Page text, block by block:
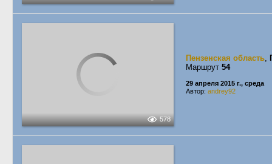
578
Пензенская область,
Маршрут 54
29 апреля 2015 г., среда
Автор: andrey92